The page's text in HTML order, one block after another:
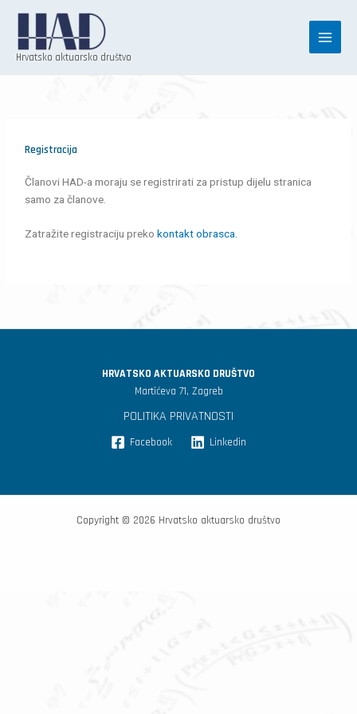
content
Hrvatsko aktuarsko društvo
Registracija
Članovi HAD-a moraju se registrirati za pristup dijelu stranica
samo za članove.
Zatražite registraciju preko kontakt obrasca.
HRVATSKO AKTUARSKO DRUŠTVO
Martićeva 71, Zagreb
POLITIKA PRIVATNOSTI
Facebook Linkedin
Copyright © 2026 Hrvatsko aktuarsko društvo